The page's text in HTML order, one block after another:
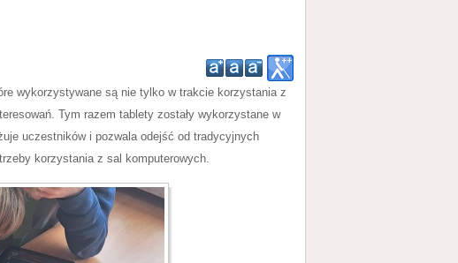
wykorzystywane są nie tylko w trakcie korzystania z
Tym razem tablety zostały wykorzystane w
uczestników i pozwala odejść od tradycyjnych
korzystania z sal komputerowych.